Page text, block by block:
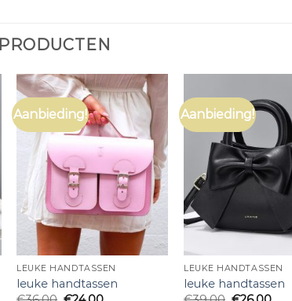
Aanbieding!
LEUKE HANDTASSEN
leuke handtassen
Aanbieding!
LEUKE HANDTASSEN
leuke handtassen